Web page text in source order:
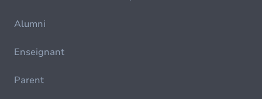
Alumni
Enseignant
Parent